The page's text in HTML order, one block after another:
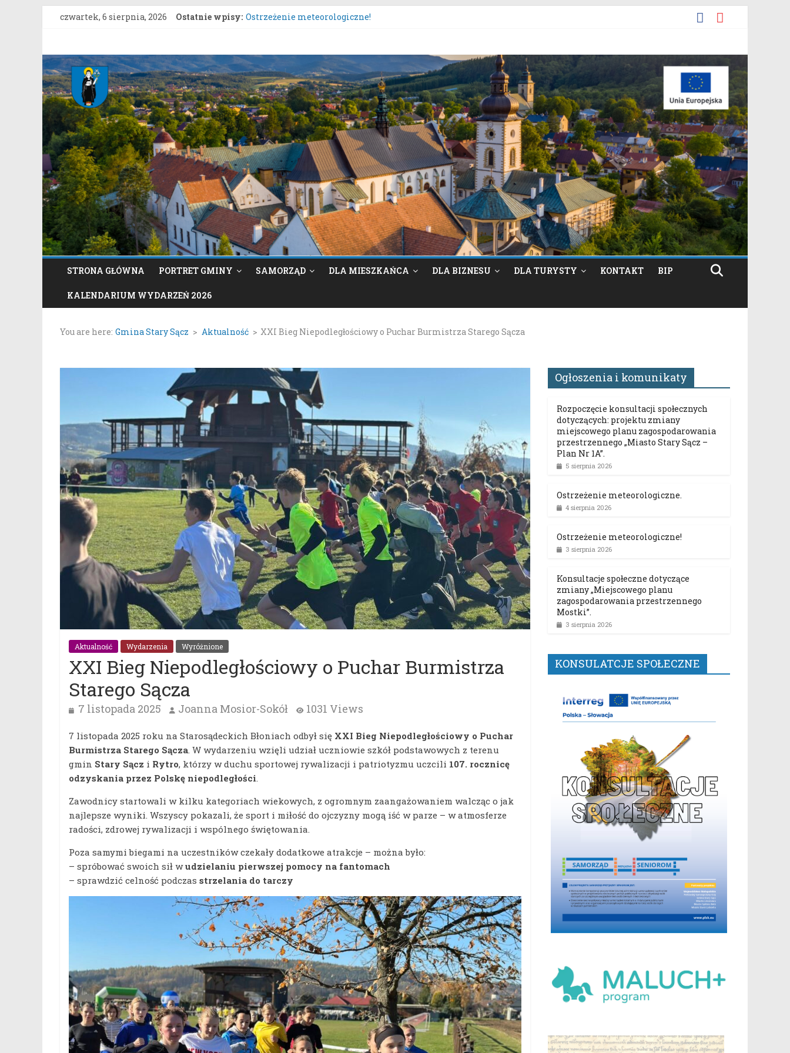
Przejdź
czwartek, 6 sierpnia, 2026 Ostatnie wpisy: Ostrzeżenie meteorologiczne.
Rozpoczęcie konsultacji społecznych dotyczących: projektu zmiany miejscowego planu zagospodarowania przestrzennego „Miasto
Stary Sącz – Plan Nr 1A”.
System nieodpłatnej pomocy prawnej!
Gmina
Stary
Sącz
Portal
samorządowy
Gminy
Stary
Sącz
STRONA GŁÓWNA PORTRET GMINY SAMORZĄD DLA MIESZKAŃCA DLA BIZNESU DLA TURYSTY KONTAKT BIP
KALENDARIUM WYDARZEŃ 2026
You are here: Gmina Stary Sącz > Aktualność > XXI Bieg Niepodległościowy o Puchar Burmistrza Starego Sącza
Aktualność Wydarzenia Wyróżnione
XXI Bieg Niepodległościowy o Puchar Burmistrza
Starego Sącza
7 listopada 2025 Joanna Mosior-Sokół 1031 Views
7 listopada 2025 roku na Starosądeckich Błoniach odbył się XXI Bieg Niepodległościowy o Puchar
Burmistrza Starego Sącza. W wydarzeniu wzięli udział uczniowie szkół podstawowych z terenu
gmin Stary Sącz i Rytro, którzy w duchu sportowej rywalizacji i patriotyzmu uczcili 107. rocznicę
odzyskania przez Polskę niepodległości.
Zawodnicy startowali w kilku kategoriach wiekowych, z ogromnym zaangażowaniem walcząc o jak
najlepsze wyniki. Wszyscy pokazali, że sport i miłość do ojczyzny mogą iść w parze – w atmosferze
radości, zdrowej rywalizacji i wspólnego świętowania.
Poza samymi biegami na uczestników czekały dodatkowe atrakcje – można było:
– spróbować swoich sił wudzielaniu pierwszej pomocy na fantomach
– sprawdzić celność podczas strzelania do tarczy
Ogłoszenia i komunikaty
Rozpoczęcie konsultacji społecznych
dotyczących: projektu zmiany
miejscowego planu zagospodarowania
przestrzennego „Miasto Stary Sącz –
Plan Nr 1A”.
5 sierpnia 2026
Ostrzeżenie meteorologiczne.
4 sierpnia 2026
Ostrzeżenie meteorologiczne!
3 sierpnia 2026
Konsultacje społeczne dotyczące
zmiany „Miejscowego planu
zagospodarowania przestrzennego
Mostki”.
3 sierpnia 2026
KONSULATCJE SPOŁECZNE